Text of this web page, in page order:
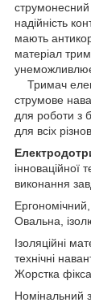
струмонесний
надійність
мають
матеріал
унеможливлює
Тримач
струмове
для роботи з
для всіх
інноваційної
виконання
Овальна,
Ізоляційні
технічні
Жорстка
Номінальний